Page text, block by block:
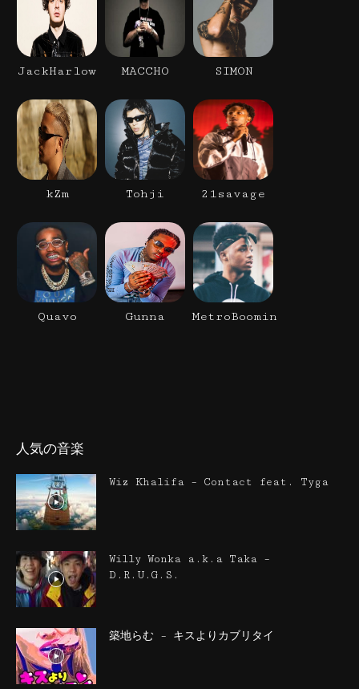
JackHarlow MACCHO SIMON
kZm Tohji 21savage
Quavo Gunna MetroBoomin
人気の音楽
Wiz Khalifa – Contact feat. Tyga
Willy Wonka a.k.a Taka –
D.R.U.G.S.
築地らむ – キスよりカブリタイ